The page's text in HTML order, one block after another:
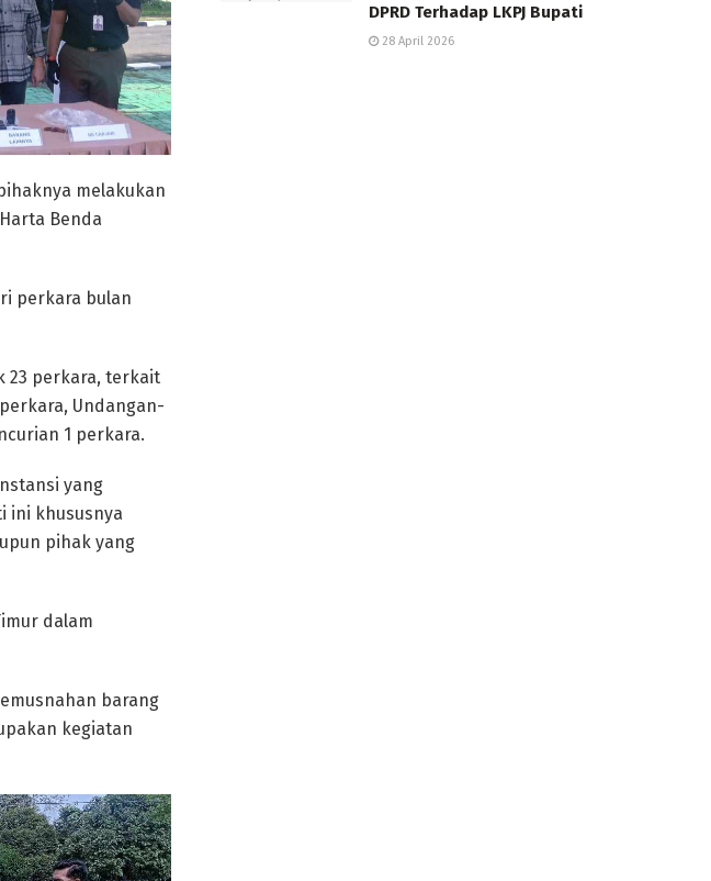
melakukan
Benda
perkara bulan
23 perkara, terkait
Undangan-
1 perkara.
yang
ini khususnya
pihak yang
dalam
barang
kegiatan
DPRD Terhadap LKPJ Bupati
28 April 2026